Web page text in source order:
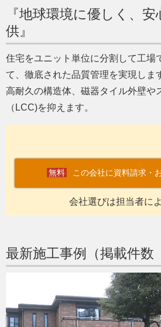
『地球環境に優しく、
供』
住宅をユニット単位に分割して工場
て、徹底された品質管理を実現しま
高耐久の構造体、磁器タイル外壁や
（LCC)を抑えます。
この会社に資料請求・
会社選びは担当者に
最新施工事例（掲載件数